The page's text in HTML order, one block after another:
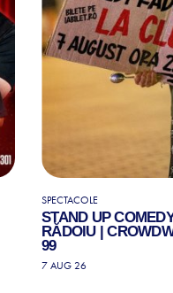
SPECTACOLE
STAND UP
RĂDOIU |
99
7 AUG 26